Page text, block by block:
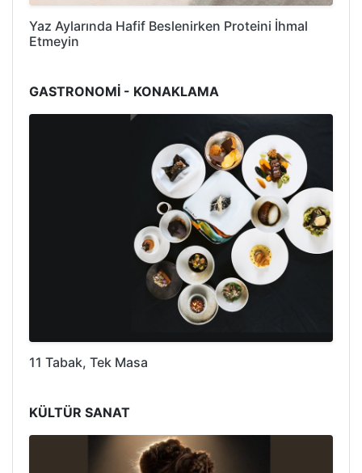
Yaz Aylarında Hafif Beslenirken Proteini İhmal
Etmeyin
GASTRONOMİ - KONAKLAMA
11 Tabak, Tek Masa
KÜLTÜR SANAT